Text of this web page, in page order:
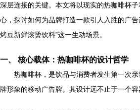
深层连接的关键。本文将以现实的热咖啡杯
心，探讨如何为品牌打造一款引人入胜的广
烤豆新鲜滚烫饮料”这一生动场景。
一、 核心载体：热咖啡杯的设计哲学
热咖啡杯，是饮品与消费者发生第一次
牌形象的移动广告牌。其设计远不止于一个容